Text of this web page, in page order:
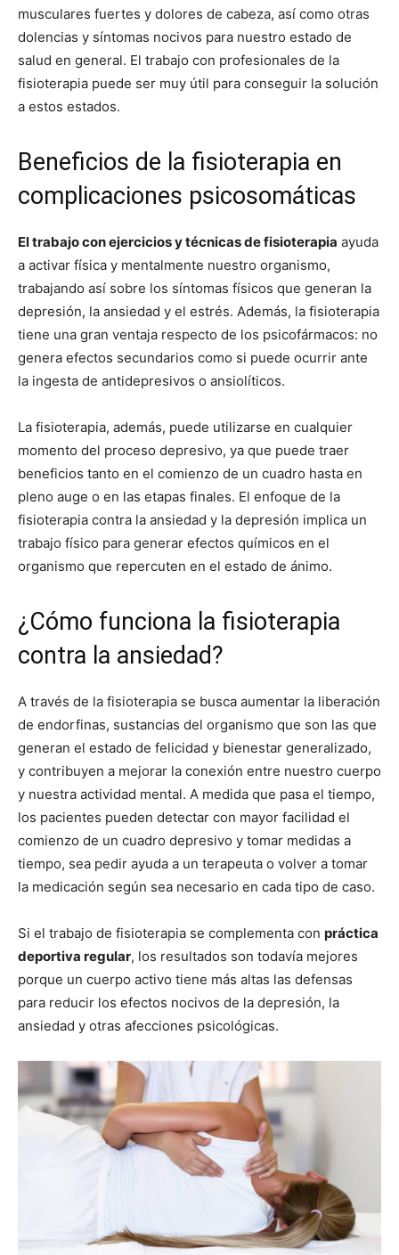
musculares fuertes y dolores de cabeza, así como otras
dolencias y síntomas nocivos para nuestro estado de
salud en general. El trabajo con profesionales de la
fisioterapia puede ser muy útil para conseguir la solución
a estos estados.
Beneficios de la fisioterapia en
complicaciones psicosomáticas
El trabajo con ejercicios y técnicas de fisioterapia ayuda
a activar física y mentalmente nuestro organismo,
trabajando así sobre los síntomas físicos que generan la
depresión, la ansiedad y el estrés. Además, la fisioterapia
tiene una gran ventaja respecto de los psicofármacos: no
genera efectos secundarios como si puede ocurrir ante
la ingesta de antidepresivos o ansiolíticos.
La fisioterapia, además, puede utilizarse en cualquier
momento del proceso depresivo, ya que puede traer
beneficios tanto en el comienzo de un cuadro hasta en
pleno auge o en las etapas finales. El enfoque de la
fisioterapia contra la ansiedad y la depresión implica un
trabajo físico para generar efectos químicos en el
organismo que repercuten en el estado de ánimo.
¿Cómo funciona la fisioterapia
contra la ansiedad?
A través de la fisioterapia se busca aumentar la liberación
de endorfinas, sustancias del organismo que son las que
generan el estado de felicidad y bienestar generalizado,
y contribuyen a mejorar la conexión entre nuestro cuerpo
y nuestra actividad mental. A medida que pasa el tiempo,
los pacientes pueden detectar con mayor facilidad el
comienzo de un cuadro depresivo y tomar medidas a
tiempo, sea pedir ayuda a un terapeuta o volver a tomar
la medicación según sea necesario en cada tipo de caso.
Si el trabajo de fisioterapia se complementa con práctica
deportiva regular, los resultados son todavía mejores
porque un cuerpo activo tiene más altas las defensas
para reducir los efectos nocivos de la depresión, la
ansiedad y otras afecciones psicológicas.